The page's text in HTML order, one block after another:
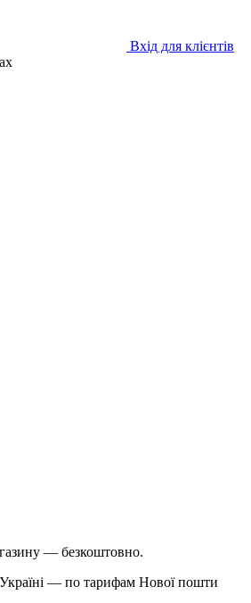
Вхід для клієнтів
— безкоштовно.
— по тарифам Нової пошти